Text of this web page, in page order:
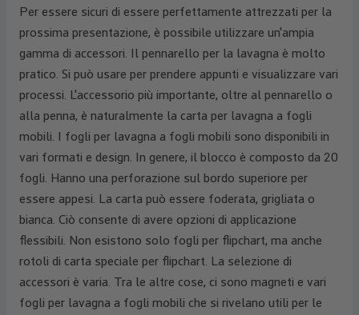
Per essere sicuri di essere perfettamente attrezzati per la
prossima presentazione, è possibile utilizzare un'ampia
gamma di accessori. Il pennarello per la lavagna è molto
pratico. Si può usare per prendere appunti e visualizzare vari
processi. L'accessorio più importante, oltre al pennarello o
alla penna, è naturalmente la carta per lavagna a fogli
mobili. I fogli per lavagna a fogli mobili sono disponibili in
vari formati e design. In genere, il blocco è composto da 20
fogli. Hanno una perforazione sul bordo superiore per
essere appesi. La carta può essere foderata, grigliata o
bianca. Ciò consente di avere opzioni di applicazione
flessibili. Non esistono solo fogli per flipchart, ma anche
rotoli di carta speciale per flipchart. La selezione di
accessori è varia. Tra le altre cose, ci sono magneti e vari
fogli per lavagna a fogli mobili che si rivelano utili per le